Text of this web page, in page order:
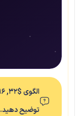
توضیح دهید.